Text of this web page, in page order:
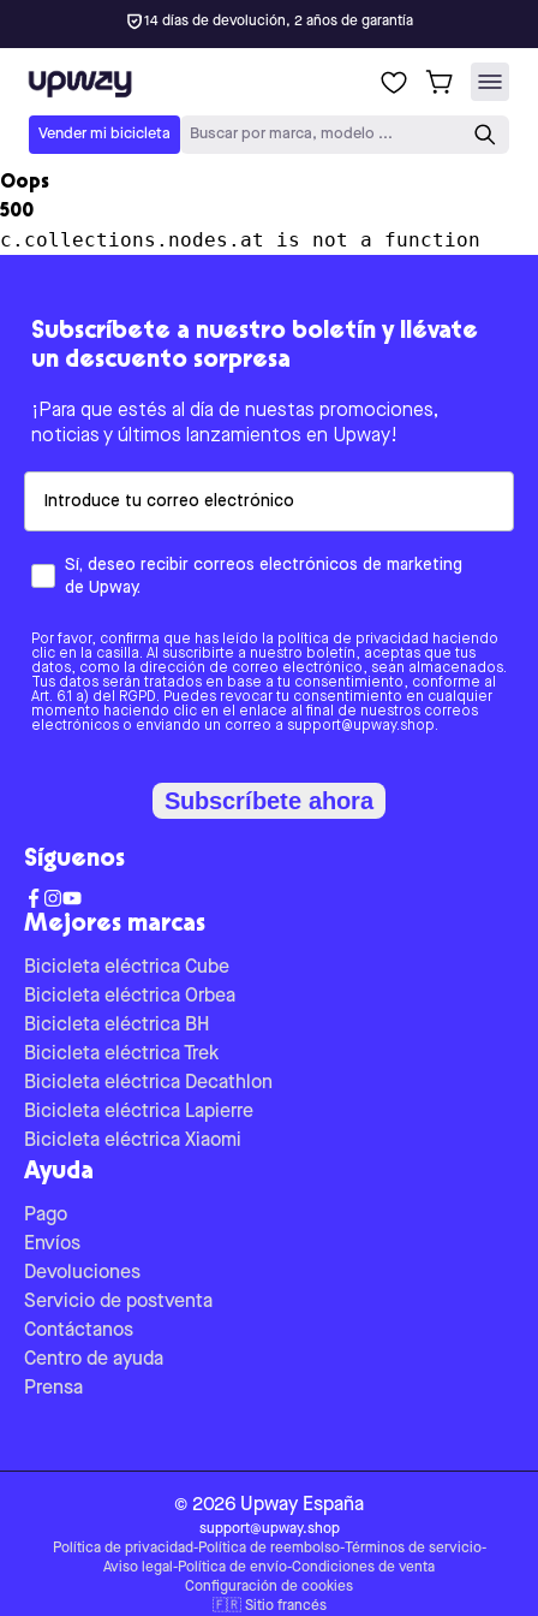
14 días de devolución, 2 años de garantía
Upway
Vender mi bicicleta Buscar por marca, modelo ...
Oops
500
c.collections.nodes.at is not a function
Mejores marcas
Bicicleta eléctrica Cube
Bicicleta eléctrica Orbea
Bicicleta eléctrica BH
Bicicleta eléctrica Trek
Bicicleta eléctrica Decathlon
Bicicleta eléctrica Lapierre
Bicicleta eléctrica Xiaomi
Ayuda
Pago
Envíos
Devoluciones
Servicio de postventa
Contáctanos
Centro de ayuda
Prensa
Subscríbete a nuestro boletín y llévate
un descuento sorpresa
¡Para que estés al día de nuestas promociones,
noticias y últimos lanzamientos en Upway!
Sí, deseo recibir correos electrónicos de marketing
de Upway.
Por favor, confirma que has leído la política de privacidad haciendo
clic en la casilla. Al suscribirte a nuestro boletín, aceptas que tus
datos, como la dirección de correo electrónico, sean almacenados.
Tus datos serán tratados en base a tu consentimiento, conforme al
Art. 6.1 a) del RGPD. Puedes revocar tu consentimiento en cualquier
momento haciendo clic en el enlace al final de nuestros correos
electrónicos o enviando un correo a support@upway.shop.
Subscríbete ahora
Síguenos
© 2026 Upway España
support@upway.shop
Política de privacidad-Política de reembolso-Términos de servicio-
Aviso legal -Política de envío-Condiciones de venta
Configuración de cookies
🇫🇷 Sitio francés